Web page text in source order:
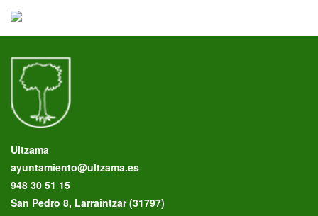
Ultzama
ayuntamiento@ultzama.es
948 30 51 15
San Pedro 8, Larraintzar (31797)